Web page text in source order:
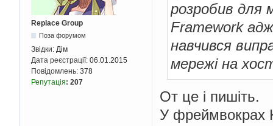
Replace Group
Поза форумом
Звідки: Дім
Дата реєстрації: 06.01.2015
Повідомлень: 378
Репутація: 207
розробив для
Framework
навчився
мережі на
От це і пишіть.
У фреймвокрах